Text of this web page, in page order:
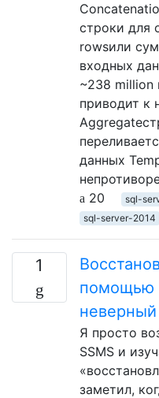
строки для
rowsили
входных
~238 million
приводит к
данных
20
sql-
sql-server-2014
1
помощью
Я просто
SSMS и
заметил,